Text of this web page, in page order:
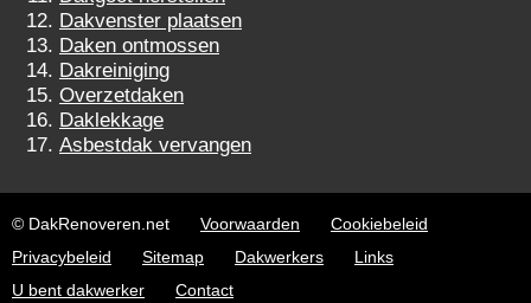
Dakvenster plaatsen
Daken ontmossen
Dakreiniging
Overzetdaken
Daklekkage
Asbestdak vervangen
© DakRenoveren.net Voorwaarden
Cookiebeleid
Privacybeleid
Sitemap Dakwerkers
Links
U bent dakwerker
Contact